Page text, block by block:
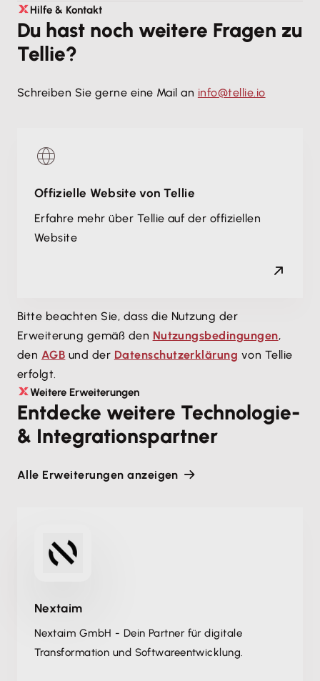
Ja. Tellie ist für Teams ausgelegt
(Rollen/Arbeitsweise abhängig vom gebuchten
Plan).
Hilfe & Kontakt
Du hast noch weitere Fragen zu
Tellie?
Schreiben Sie gerne eine Mail an info@tellie.io
Offizielle Website von Tellie
Erfahre mehr über Tellie auf der offiziellen
Website
Bitte beachten Sie, dass die Nutzung der
Erweiterung gemäß den Nutzungsbedingungen,
den AGB und der Datenschutzerklärung von Tellie
erfolgt.
Weitere Erweiterungen
Entdecke weitere Technologie-
& Integrationspartner
Alle Erweiterungen anzeigen
Nextaim
Nextaim GmbH - Dein Partner für digitale
Transformation und Softwareentwicklung.